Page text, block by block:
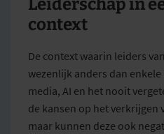
Leiderschap in
context
De context waarin leiders
wezenlijk anders dan
media, AI en het nooit
de kansen op het verkrijgen
maar kunnen deze ook